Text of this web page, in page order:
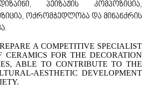
პეიზაჟის კომპოზიცია,
ოქრომჭედლობა და მინანქრის
A COMPETITIVE SPECIALIST
FOR THE DECORATION
ABLE TO CONTRIBUTE TO THE
AESTHETIC DEVELOPMENT